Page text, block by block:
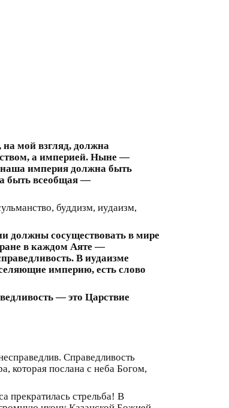
мой взгляд, должна
а империей. Ныне —
наша империя должна быть
быть всеобщая —
буддизм, иудаизм,
должны сосуществовать в мире
в каждом Аяте —
В иудаизме
империю, есть слово
— это Царствие
Справедливость
которая послана с неба Богом,
прекратилась стрельба! В